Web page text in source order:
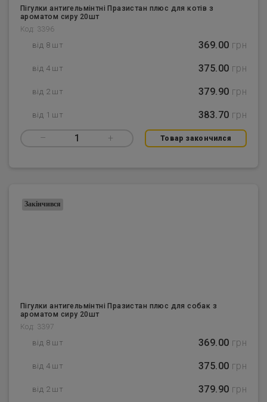
Пігулки антигельмінтні Празистан плюс для котів з
ароматом сиру 20шт
Код: 3396
від 8 шт 369.00 грн
від 4 шт 375.00 грн
від 2 шт 379.90 грн
від 1 шт 383.70 грн
– 1 + Товар закончился
Пігулки антигельмінтні Празистан плюс для собак з
ароматом сиру 20шт
Код: 3397
від 8 шт 369.00 грн
від 4 шт 375.00 грн
від 2 шт 379.90 грн
Закінчився